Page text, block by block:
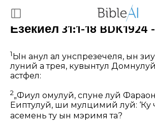
Езекиел 31:1-18 BDK1924
1Ын анул ал унспрезечеля, ын
луний а трея, кувынтул
астфел:
2„Фиул омулуй, спуне луй
Еӂиптулуй, ши мулцимий луй: ‘Ку
асемень ту ын мэримя та?